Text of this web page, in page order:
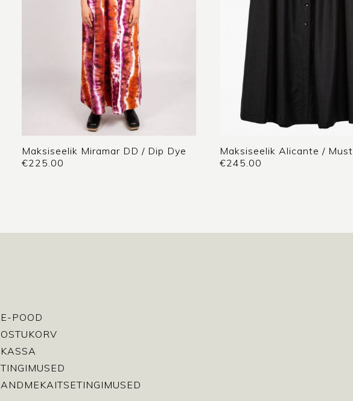
Maksiseelik Miramar DD / Dip Dye
€225.00
Maksiseelik Alicante / Must
€245.00
E-POOD
OSTUKORV
KASSA
TINGIMUSED
ANDMEKAITSETINGIMUSED